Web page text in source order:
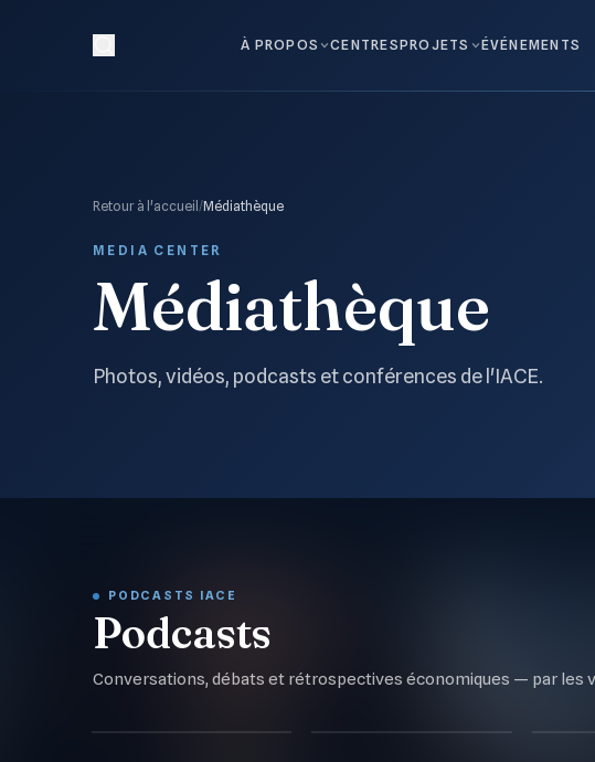
À PROPOS CENTRESPROJETS ÉVÉNEMENTS
Retour à l'accueil /Médiathèque
MEDIA CENTER
Médiathèque
Photos, vidéos, podcasts et conférences de l'IACE.
PODCASTS IACE
Podcasts
Conversations, débats et rétrospectives économiques — par les
بودكاست "إقن3ني" بودكاست ناقشني